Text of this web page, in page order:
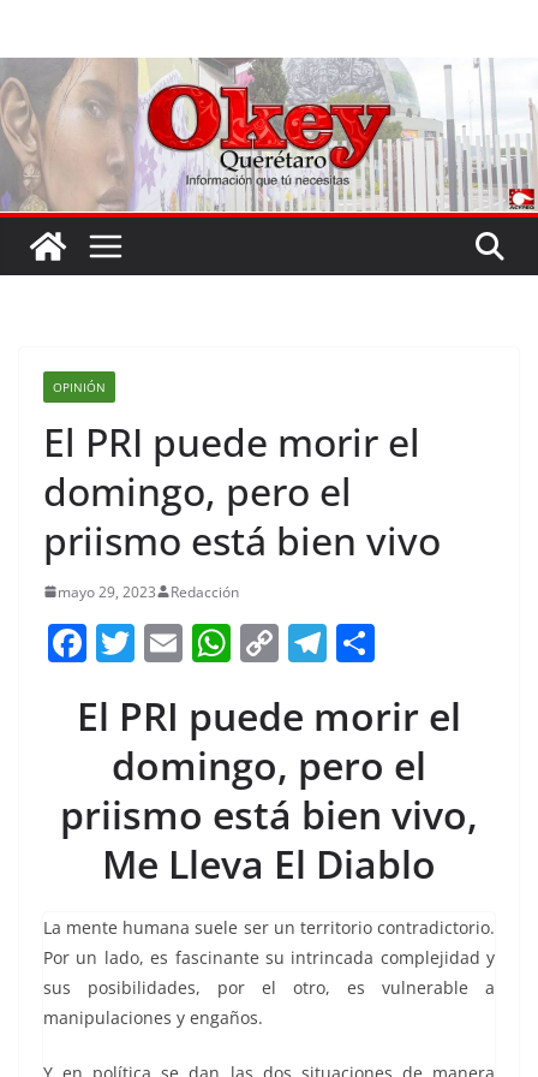
contenido
OPINIÓN
El PRI puede morir el
domingo, pero el
priismo está bien vivo
mayo 29, 2023 Redacción
F
c
b
o
o
k
T
itt
er
E
ai
l
W
at
s
A
p
p
C
p
Li
n
k
T
e
gr
a
m
ar
e
El PRI puede morir el
domingo, pero el
priismo está bien vivo,
Me Lleva El Diablo
La mente humana suele ser un territorio contradictorio.
Por un lado, es fascinante su intrincada complejidad y
sus posibilidades, por el otro, es vulnerable a
manipulaciones y engaños.